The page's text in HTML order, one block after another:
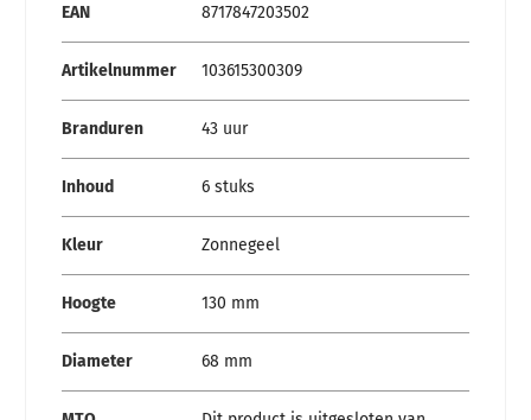
EAN 8717847203502
Artikelnummer 103615300309
Branduren 43 uur
Inhoud 6 stuks
Kleur Zonnegeel
Hoogte 130 mm
Diameter 68 mm